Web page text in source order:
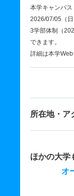
本学キャンパス
2026/07/05（
3学部体制（
できます。
詳細は本学Web
所在地・ア
ほかの大学
オ